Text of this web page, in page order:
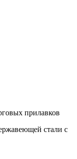
прилавков
стали с